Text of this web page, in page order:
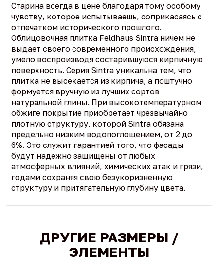
Старина всегда в цене благодаря тому особому
чувству, которое испытываешь, соприкасаясь с
отпечатком исторического прошлого.
Облицовочная плитка Feldhaus Sintra ничем не
выдает своего современного происхождения,
умело воспроизводя состарившуюся кирпичную
поверхность. Серия Sintra уникальна тем, что
плитка не высекается из кирпича, а поштучно
формуется вручную из лучших сортов
натуральной глины. При высокотемпературном
обжиге покрытие приобретает чрезвычайно
плотную структуру, которой Sintra обязана
предельно низким водопоглощением, от 2 до
6%. Это служит гарантией того, что фасады
будут надежно защищены от любых
атмосферных влияний, химических атак и грязи,
годами сохраняя свою безукоризненную
структуру и притягательную глубину цвета.
ДРУГИЕ РАЗМЕРЫ /
ЭЛЕМЕНТЫ